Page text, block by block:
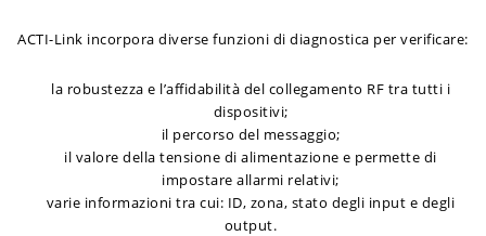
ACTI-Link incorpora diverse funzioni di diagnostica per verificare:
la robustezza e l’affidabilità del collegamento RF tra tutti i
dispositivi;
il percorso del messaggio;
il valore della tensione di alimentazione e permette di
impostare allarmi relativi;
varie informazioni tra cui: ID, zona, stato degli input e degli
output.